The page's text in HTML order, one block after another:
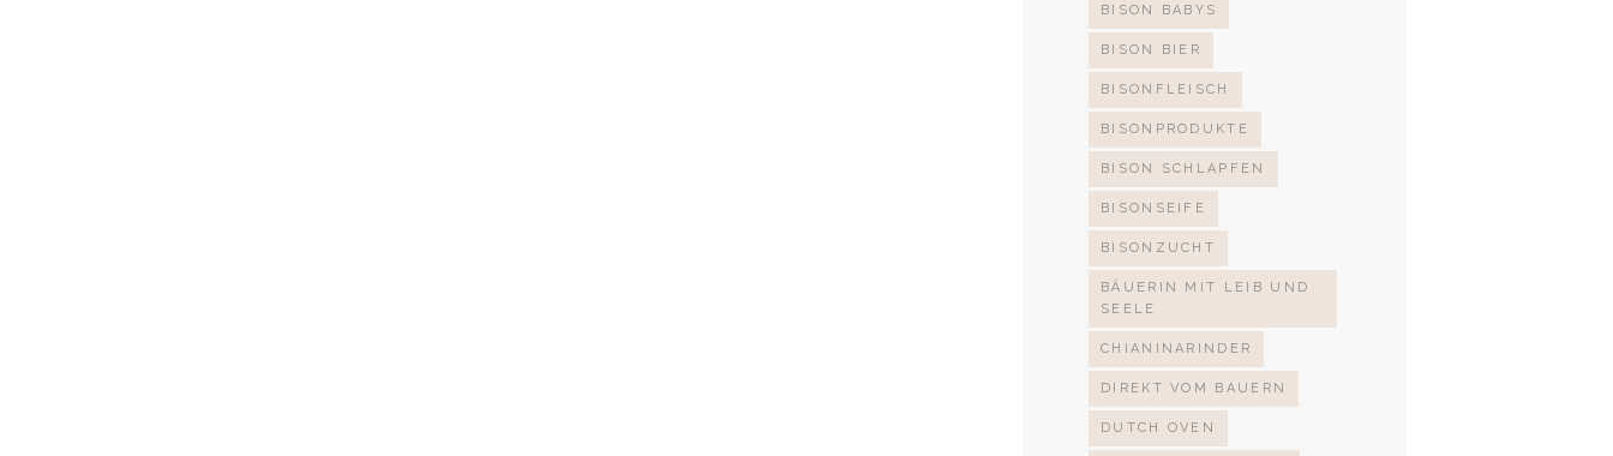
BISON BABYS
BISON BIER
BISONFLEISCH
BISONPRODUKTE
BISON SCHLAPFEN
BISONSEIFE
BISONZUCHT
BÄUERIN MIT LEIB UND
SEELE
CHIANINARINDER
DIREKT VOM BAUERN
DUTCH OVEN